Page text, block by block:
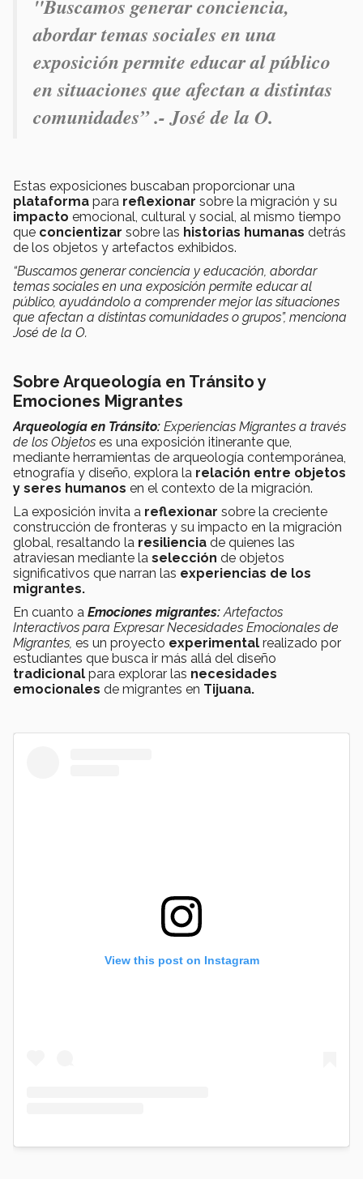
"Buscamos generar conciencia,
abordar temas sociales en una
exposición permite educar al público
en situaciones que afectan a distintas
comunidades” .- José de la O.
Estas exposiciones buscaban proporcionar una
plataforma para reflexionar sobre la migración y su
impacto emocional, cultural y social, al mismo tiempo
que concientizar sobre las historias humanas detrás
de los objetos y artefactos exhibidos.
“Buscamos generar conciencia y educación, abordar
temas sociales en una exposición permite educar al
público, ayudándolo a comprender mejor las situaciones
que afectan a distintas comunidades o grupos”, menciona
José de la O.
Sobre Arqueología en Tránsito y
Emociones Migrantes
Arqueología en Tránsito: Experiencias Migrantes a través
de los Objetos es una exposición itinerante que,
mediante herramientas de arqueología contemporánea,
etnografía y diseño, explora la relación entre objetos
y seres humanos en el contexto de la migración.
La exposición invita a reflexionar sobre la creciente
construcción de fronteras y su impacto en la migración
global, resaltando la resiliencia de quienes las
atraviesan mediante la selección de objetos
significativos que narran las experiencias de los
migrantes.
En cuanto a Emociones migrantes: Artefactos
Interactivos para Expresar Necesidades Emocionales de
Migrantes, es un proyecto experimental realizado por
estudiantes que busca ir más allá del diseño
tradicional para explorar las necesidades
emocionales de migrantes en Tijuana.
View this post on Instagram